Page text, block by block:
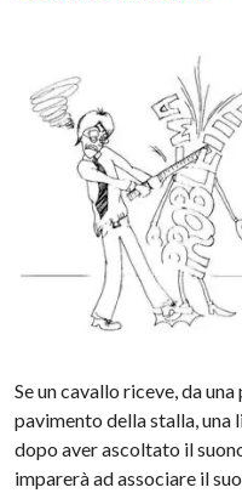
Se un cavallo riceve, da
pavimento della stalla, una
dopo aver ascoltato il
imparerà ad associare il